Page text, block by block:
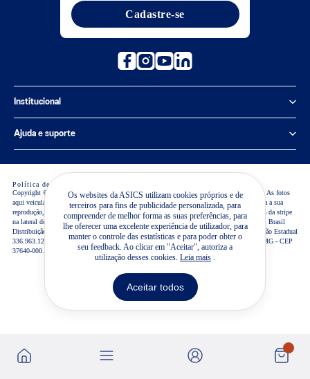
Os websites da ASICS utilizam cookies próprios e de
terceiros para fins de publicidade personalizada, para
compreender de melhor forma as suas preferências, para
lhe oferecer uma excelente experiência de utilizador, para
manter o controle das estatísticas e para poder obter o
seu feedback. Ao clicar em "Aceitar", autoriza a
utilização desses cookies. Leia mais .
Aceitar todos
Cadastre-se
Institucional
Política de Privacidade
Sustentabilidade
Termos de Uso
Trabalhe Conosco
Visão geral
Relatório de Transparência Salarial
Ajuda e suporte
Central de Relacionamento
Guia de Medidas
Lojas ASICS
Regulamentos
Política de cookies
Copyright © 2026 ASICS America Corporation. TODOS OS DIREITOS RESERVADOS. As fotos
aqui veiculadas, logotipo e marca são propriedade de ASICS America Corporation. É vetada a sua
reprodução, total ou parcial, sem a expressa autorização da administradora do site. O design da stripe
na lateral dos calçados ASICS M.R. é uma marca registrada da ASICS Corporation. ASICS Brasil
Distribuição e Comércio de Artigos Esportivos LTDA- CNPJ 53.249.017/0024-30 - Inscrição Estadual
336.963.121.118 Estrada Municipal Luís Lopes Neto, 21, Bairro dos Tenentes - Extrema-MG - CEP
37640-000.
Powered by